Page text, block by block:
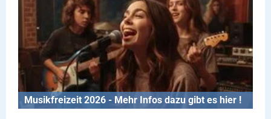
Musikfreizeit 2026 - Mehr Infos dazu gibt es hier !